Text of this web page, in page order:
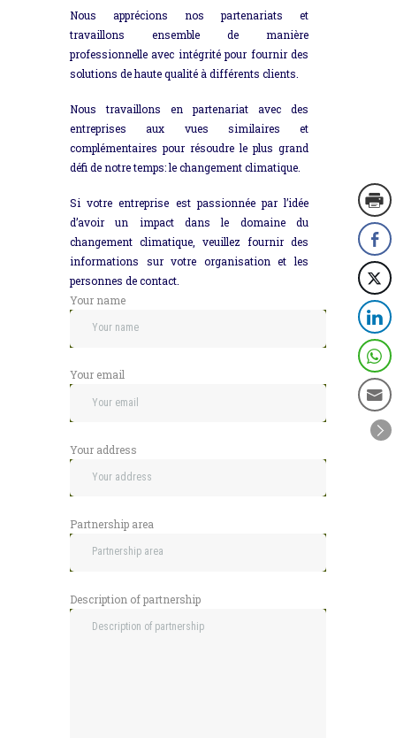
Nous apprécions nos partenariats et
travaillons ensemble de manière
professionnelle avec intégrité pour fournir des
solutions de haute qualité à différents clients.
Nous travaillons en partenariat avec des
entreprises aux vues similaires et
complémentaires pour résoudre le plus grand
défi de notre temps: le changement climatique.
Si votre entreprise est passionnée par l’idée
d’avoir un impact dans le domaine du
changement climatique, veuillez fournir des
informations sur votre organisation et les
personnes de contact.
Your name
Your email
Your address
Partnership area
Description of partnership